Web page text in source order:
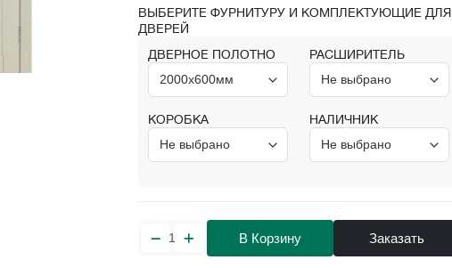
ВЫБЕРИТЕ ФУРНИТУРУ И КОМПЛЕКТУЮЩИЕ ДЛЯ
ДВЕРЕЙ
ДВЕРНОЕ ПОЛОТНО
КОРОБКА
РАСШИРИТЕЛЬ
НАЛИЧНИК
В Корзину Заказать